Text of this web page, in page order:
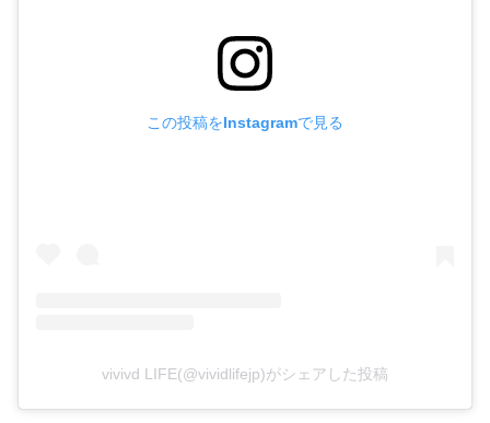
この投稿をInstagramで見る
vivivd LIFE(@vividlifejp)がシェアした投稿